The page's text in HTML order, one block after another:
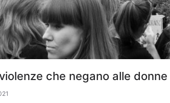
che negano alle